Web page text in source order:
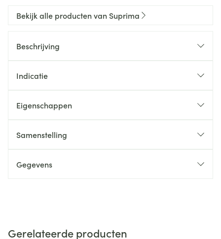
Bekijk alle producten van Suprima
Beschrijving
Indicatie
Eigenschappen
Samenstelling
Gegevens
Gerelateerde producten